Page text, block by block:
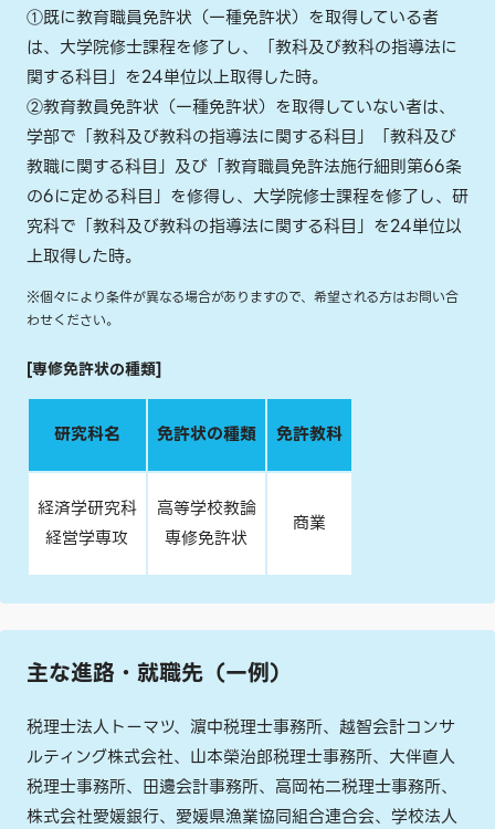
①既に教育職員免許状（一種免許状）を取得している者
は、大学院修士課程を修了し、「教科及び教科の指導法に
関する科目」を24単位以上取得した時。
②教育教員免許状（一種免許状）を取得していない者は、
学部で「教科及び教科の指導法に関する科目」「教科及び
教職に関する科目」及び「教育職員免許法施行細則第66条
の6に定める科目」を修得し、大学院修士課程を修了し、研
究科で「教科及び教科の指導法に関する科目」を24単位以
上取得した時。
※個々により条件が異なる場合がありますので、希望される方はお問い合
わせください。
[専修免許状の種類]
研究科名 免許状の種類 免許教科
経済学研究科
経営学専攻
高等学校教論
専修免許状
商業
主な進路・就職先（一例）
税理士法人トーマツ、濵中税理士事務所、越智会計コンサ
ルティング株式会社、山本榮治郎税理士事務所、大伴直人
税理士事務所、田邊会計事務所、高岡祐二税理士事務所、
株式会社愛媛銀行、愛媛県漁業協同組合連合会、学校法人